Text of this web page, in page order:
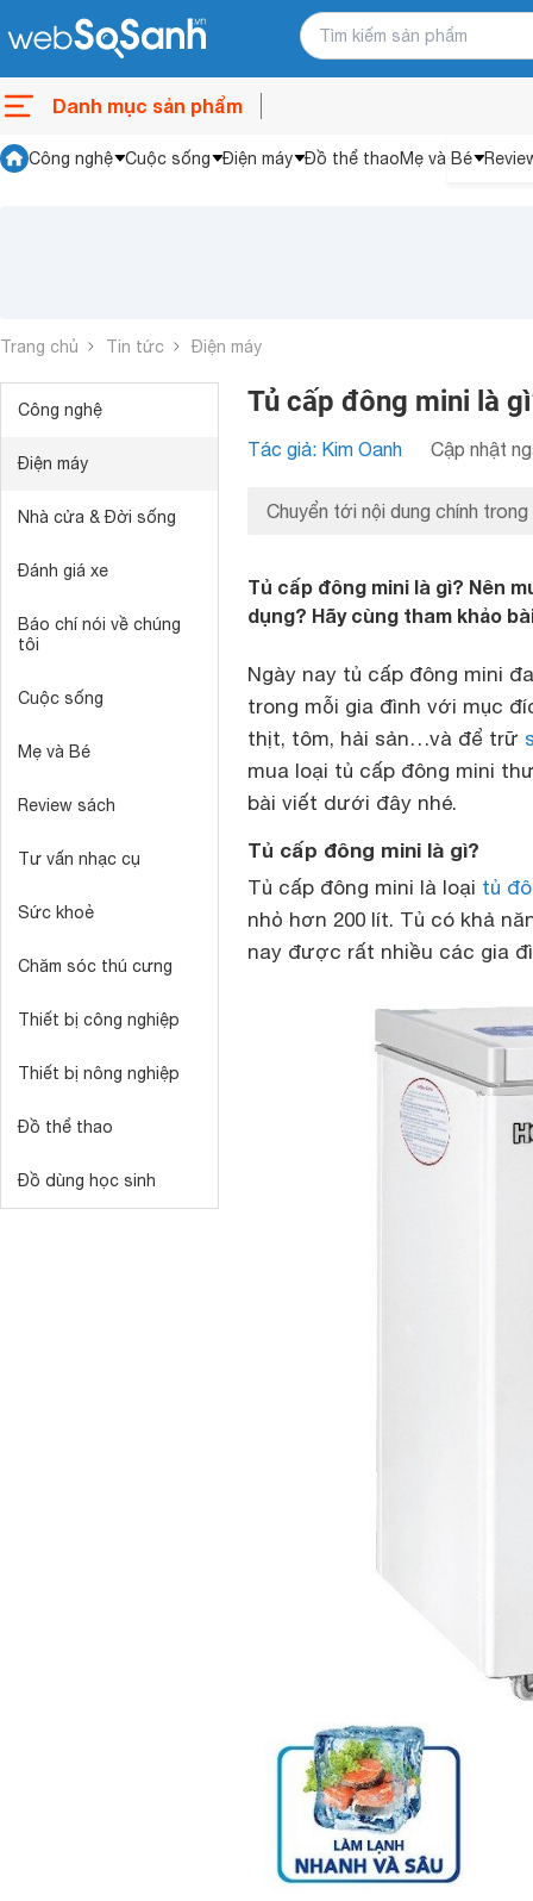
Danh mục sản phẩm
Công nghệ Cuộc sống Điện máy Đồ thể thaoMẹ và Bé
Trang chủ Tin tức Điện máy
Công nghệ
Điện máy
Nhà cửa & Đời sống
Đánh giá xe
Báo chí nói về chúng
tôi
Cuộc sống
Mẹ và Bé
Review sách
Tư vấn nhạc cụ
Sức khoẻ
Chăm sóc thú cưng
Thiết bị công nghiệp
Thiết bị nông nghiệp
Đồ thể thao
Đồ dùng học sinh
Tủ cấp đông mini là
Tác giả: Kim Oanh Cập nhật
Chuyển tới nội dung chính trong
Tủ cấp đông mini là gì? Nên
dụng? Hãy cùng tham khảo
Ngày nay tủ cấp đông mini
trong mỗi gia đình với mục
thịt, tôm, hải sản…và để trữ
mua loại tủ cấp đông mini
bài viết dưới đây nhé.
Tủ cấp đông mini là gì?
Tủ cấp đông mini là loại tủ
nhỏ hơn 200 lít. Tủ có khả
nay được rất nhiều các gia